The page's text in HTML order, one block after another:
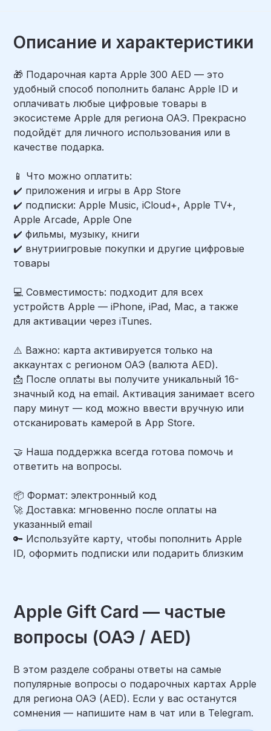
Описание и характеристики
🎁 Подарочная карта Apple 300 AED — это
удобный способ пополнить баланс Apple ID и
оплачивать любые цифровые товары в
экосистеме Apple для региона ОАЭ. Прекрасно
подойдёт для личного использования или в
качестве подарка.
📱 Что можно оплатить:
✔️ приложения и игры в App Store
✔️ подписки: Apple Music, iCloud+, Apple TV+,
Apple Arcade, Apple One
✔️ фильмы, музыку, книги
✔️ внутриигровые покупки и другие цифровые
товары
💻 Совместимость: подходит для всех
устройств Apple — iPhone, iPad, Mac, а также
для активации через iTunes.
⚠️ Важно: карта активируется только на
аккаунтах с регионом ОАЭ (валюта AED).
📩 После оплаты вы получите уникальный 16-
значный код на email. Активация занимает всего
пару минут — код можно ввести вручную или
отсканировать камерой в App Store.
🤝 Наша поддержка всегда готова помочь и
ответить на вопросы.
📦 Формат: электронный код
🚀 Доставка: мгновенно после оплаты на
указанный email
🔑 Используйте карту, чтобы пополнить Apple
ID, оформить подписки или подарить близким
Apple Gift Card — частые
вопросы (ОАЭ / AED)
В этом разделе собраны ответы на самые
популярные вопросы о подарочных картах Apple
для региона ОАЭ (AED). Если у вас останутся
сомнения — напишите нам в чат или в Telegram.